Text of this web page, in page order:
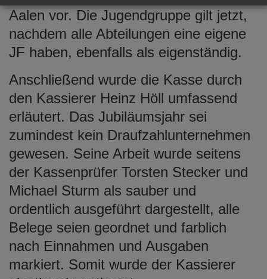
Aalen vor. Die Jugendgruppe gilt jetzt,
nachdem alle Abteilungen eine eigene
JF haben, ebenfalls als eigenständig.
Anschließend wurde die Kasse durch
den Kassierer Heinz Höll umfassend
erläutert. Das Jubiläumsjahr sei
zumindest kein Draufzahlunternehmen
gewesen. Seine Arbeit wurde seitens
der Kassenprüfer Torsten Stecker und
Michael Sturm als sauber und
ordentlich ausgeführt dargestellt, alle
Belege seien geordnet und farblich
nach Einnahmen und Ausgaben
markiert. Somit wurde der Kassierer